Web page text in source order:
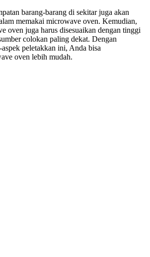
barang-barang di sekitar juga akan
memakai microwave oven. Kemudian,
oven juga harus disesuaikan dengan tinggi
colokan paling dekat. Dengan
peletakkan ini, Anda bisa
oven lebih mudah.